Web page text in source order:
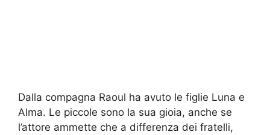
Dalla compagna Raoul ha avuto le figlie Luna e
Alma. Le piccole sono la sua gioia, anche se
l’attore ammette che a differenza dei fratelli,